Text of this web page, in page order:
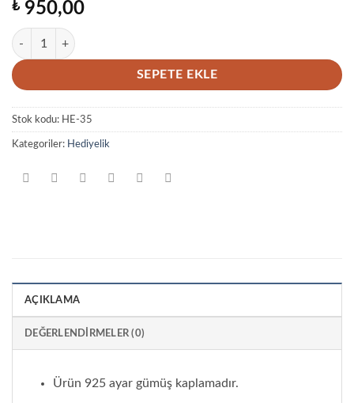
₺950,00
Gümüş Kaplama Hediyelik Çiçek Buketi adet
SEPETE EKLE
Stok kodu: HE-35
Kategoriler: Hediyelik
AÇIKLAMA
DEĞERLENDIRMELER (0)
Ürün 925 ayar gümüş kaplamadır.